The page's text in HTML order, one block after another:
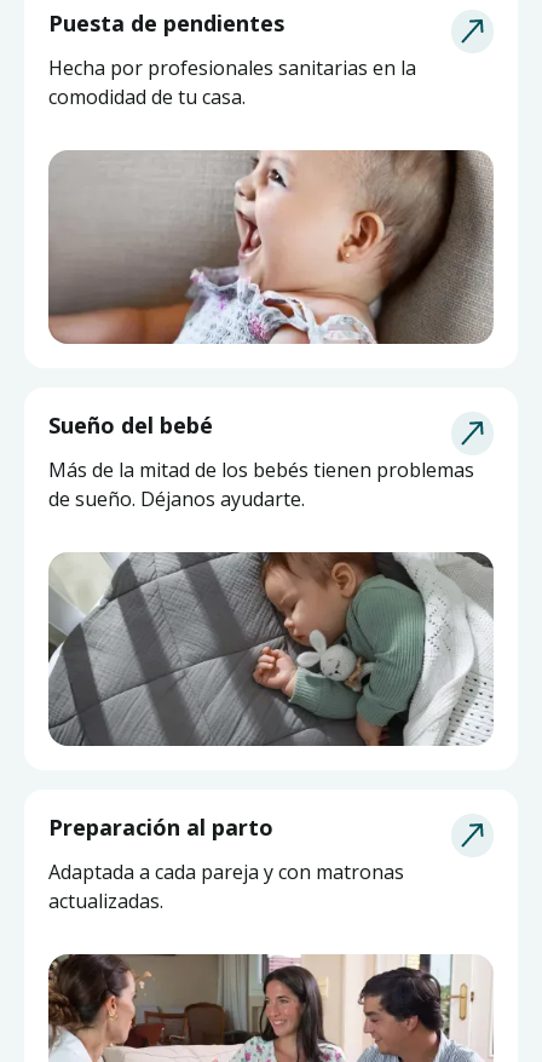
Puesta de pendientes
Hecha por profesionales sanitarias en la
comodidad de tu casa.
Asesoría de Lactancia
Pide ayuda a una matrona experta y actualizada
sin salir de casa.
Preparación al parto
Adaptada a cada pareja y con matronas
actualizadas.
Sueño del bebé
Más de la mitad de los bebés tienen problemas
de sueño. Déjanos ayudarte.